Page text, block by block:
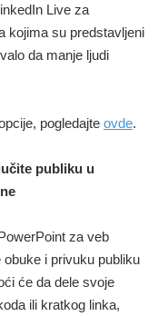
Live za
kojima su predstavljeni
da manje ljudi
pogledajte ovde.
publiku u
za veb
i privuku publiku
će da dele svoje
ili kratkog linka,